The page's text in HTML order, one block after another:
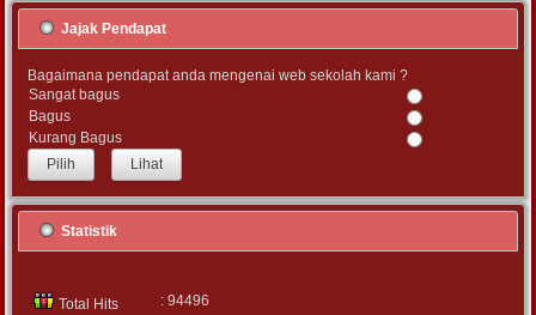
Jajak Pendapat
Bagaimana pendapat anda mengenai web sekolah kami ?
Sangat bagus
Bagus
Kurang Bagus
Lihat
Statistik
Total Hits
: 94496